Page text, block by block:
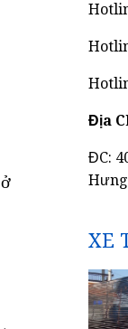
Địa
ĐC:
Hưng
XE